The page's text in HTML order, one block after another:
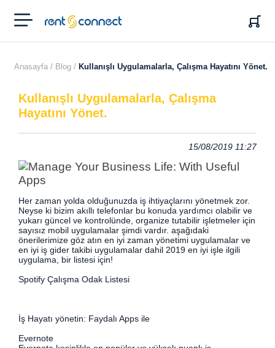
RENT'N
CONNECT
Anasayfa / Blog / Kullanışlı Uygulamalarla, Çalışma Hayatını Yönet.
Kullanışlı Uygulamalarla, Çalışma
Hayatını Yönet.
15/08/2019 11:27
Her zaman yolda olduğunuzda iş ihtiyaçlarını yönetmek zor.
Neyse ki bizim akıllı telefonlar bu konuda yardımcı olabilir ve
yukarı güncel ve kontrolünde, organize tutabilir işletmeler için
sayısız mobil uygulamalar şimdi vardır. aşağıdaki
önerilerimize göz atın en iyi zaman yönetimi uygulamalar ve
en iyi iş gider takibi uygulamalar dahil 2019 en iyi işle ilgili
uygulama, bir listesi için!
Spotify Çalışma Odak Listesi
İş Hayatı yönetin: Faydalı Apps ile
Evernote